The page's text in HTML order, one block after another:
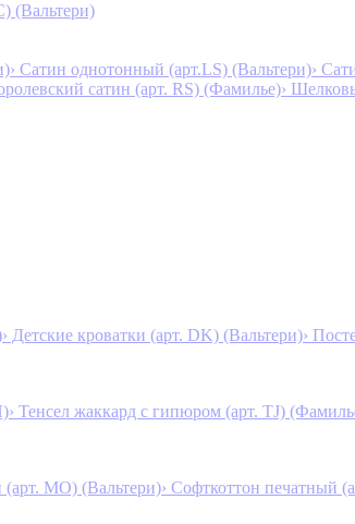
(Вальтери)
› Сатин однотонный (арт.LS) (Вальтери)›
сатин (арт. RS) (Фамилье)›
› Детские кроватки (арт. DK) (Вальтери)›
› Тенсел жаккард с гипюром (арт. TJ)
MO) (Вальтери)› Софткоттон печатный